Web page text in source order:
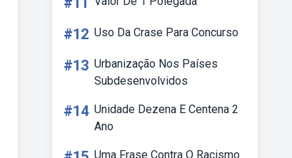
#12 Uso Da Crase Para Concurso
#13 Urbanização Nos Países
Subdesenvolvidos
#14 Unidade Dezena E Centena 2
Ano
Uma Frase Contra O Racismo